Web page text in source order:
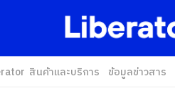
สินค้าและบริการ ข้อมูลข่าวสาร